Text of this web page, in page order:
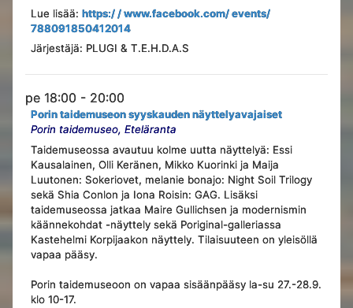
Lue lisää: https:/ / www.facebook.com/ events/
788091850412014
Järjestäjä: PLUGI & T.E.H.D.A.S
pe 18:00 - 20:00
Porin taidemuseon syyskauden näyttelyavajaiset
Porin taidemuseo, Eteläranta
Taidemuseossa avautuu kolme uutta näyttelyä: Essi
Kausalainen, Olli Keränen, Mikko Kuorinki ja Maija
Luutonen: Sokeriovet, melanie bonajo: Night Soil Trilogy
sekä Shia Conlon ja Iona Roisin: GAG. Lisäksi
taidemuseossa jatkaa Maire Gullichsen ja modernismin
käännekohdat -näyttely sekä Poriginal-galleriassa
Kastehelmi Korpijaakon näyttely. Tilaisuuteen on yleisöllä
vapaa pääsy.
Porin taidemuseoon on vapaa sisäänpääsy la-su 27.-28.9.
klo 10-17.